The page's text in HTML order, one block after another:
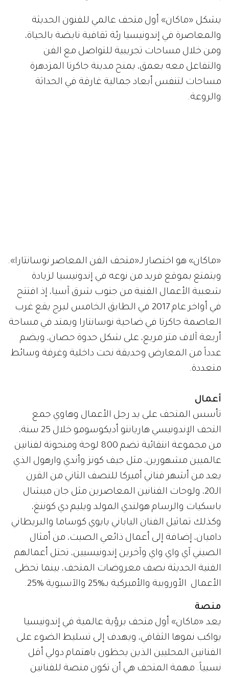
يشكل «ماكان» أول متحف عالمي للفنون الحديثة
والمعاصرة في إندونيسيا رئة ثقافية نابضة بالحياة،
ومن خلال مساحات تجريبية للتواصل مع الفن
والتفاعل معه بعمق، يمنح مدينة جاكرتا المزدهرة
مساحات لتنفس أبعاد جمالية غارقة في الحداثة
والروعة.
«ماكان» هو اختصار لـ«متحف الفن المعاصر نوسانتارا».
ويتمتع بموقع فريد من نوعه في إندونيسيا لزيادة
شعبية الأعمال الفنية من جنوب شرق آسيا، إذ افتتح
في أواخر عام 2017 في الطابق الخامس لبرج يقع غرب
العاصمة جاكرتا في ضاحية نوسانتارا ويمتد في مساحة
أربعة آلاف متر مربع، على شكل حدوة حصان، ويضم
عدداً من المعارض وحديقة نحت داخلية وغرفة وسائط
متعددة.
أعمال
تأسس المتحف على يد رجل الأعمال وهاوي جمع
التحف الإندونيسي هاريانتو أديكوسومو خلال 25 سنة،
من مجموعة انتقائية تضم 800 لوحة ومنحوتة لفنانين
عالميين مشهورين، مثل جيف كونز وأندي وارهول الذي
يعد من أشهر فناني أميركا للنصف الثاني من القرن
الـ20، ولوحات الفنانين المعاصرين مثل جان ميشال
باسكيات والرسام هولندي المولد ويليم دي كوننغ،
وكذلك تماثيل الفنان الياباني يايوي كوساما والبريطاني
داميان، إضافة إلى أعمال ذائعي الصيت، من أمثال
الصيني آي واي واي وآخرين إندونيسيين، تحتل أعمالهم
الفنية الحديثة نصف معروضات المتحف، بينما تحظى
الأعمال الأوروبية والأميركية بـ%25 والآسيوية %25.
منصة
يعد «ماكان» أول متحف برؤية عالمية في إندونيسيا
يواكب نموها الثقافي، ويهدف إلى تسليط الضوء على
الفنانين المحليين الذين يحظون باهتمام دولي أقل
نسبياً. مهمة المتحف هي أن تكون منصة للفنانين